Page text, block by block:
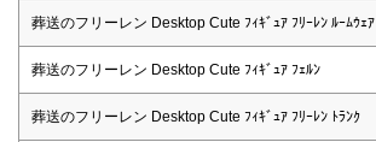
葬送のフリーレン Desktop Cute ﾌｨｷﾞｭｱ ﾌﾘｰﾚﾝ ﾙｰﾑｳｪｱ
葬送のフリーレン Desktop Cute ﾌｨｷﾞｭｱ ﾌｪﾙﾝ
葬送のフリーレン Desktop Cute ﾌｨｷﾞｭｱ ﾌﾘｰﾚﾝ ﾄﾗﾝｸ